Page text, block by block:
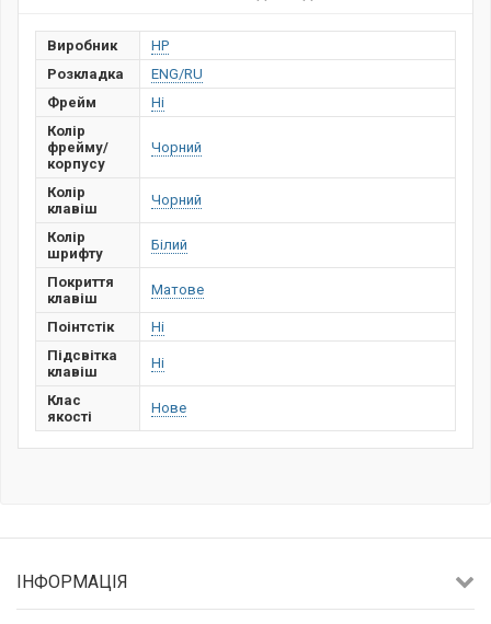
Виробник
HP
Розкладка
ENG/RU
Фрейм
Ні
Колір
фрейму/
корпусу
Чорний
Колір
клавіш
Чорний
Колір
шрифту
Білий
Покриття
клавіш
Матове
Поінтстік
Ні
Підсвітка
клавіш
Ні
Клас
якості
Нове
ІНФОРМАЦІЯ